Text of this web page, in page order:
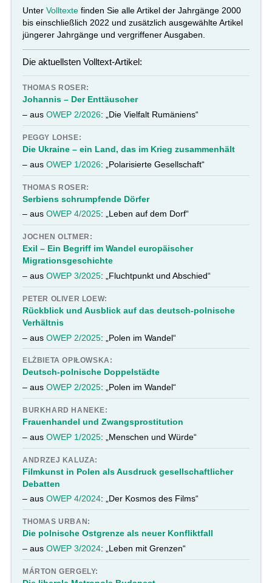
UnterVolltexte finden Sie alle Artikel der Jahrgänge 2000
bis einschließlich 2022 und zusätzlich ausgewählte Artikel
jüngerer Jahrgänge und vergriffener Ausgaben.
Die aktuellsten Volltext-Artikel:
THOMAS ROSER:
Johannis – Der Enttäuscher
– ausOWEP 2/2026: „Die Vielfalt Rumäniens“
PEGGY LOHSE:
Die Ukraine – ein Land, das im Krieg zusammenhält
– ausOWEP 1/2026: „Polarisierte Gesellschaft“
THOMAS ROSER:
Serbiens schrumpfende Dörfer
– ausOWEP 4/2025: „Leben auf dem Dorf“
JOCHEN OLTMER:
Exil – Ein Begriff im Wandel europäischer
Migrationsgeschichte
– ausOWEP 3/2025: „Fluchtpunkt und Abschied“
PETER OLIVER LOEW:
Rückblick und Ausblick auf das deutsch-polnische
Verhältnis
– ausOWEP 2/2025: „Polen im Wandel“
ELŻBIETA OPIŁOWSKA:
Deutsch-polnische Doppelstädte
– ausOWEP 2/2025: „Polen im Wandel“
BURKHARD HANEKE:
Frauenhandel und Zwangsprostitution
– ausOWEP 1/2025: „Menschen und Würde“
ANDRZEJ KALUZA:
Filmkunst in Polen als Ausdruck gesellschaftlicher
Debatten
– ausOWEP 4/2024: „Der Kosmos des Films“
THOMAS URBAN:
Die polnische Ostgrenze als neuer Konfliktfall
– ausOWEP 3/2024: „Leben mit Grenzen“
MÁRTON GERGELY: